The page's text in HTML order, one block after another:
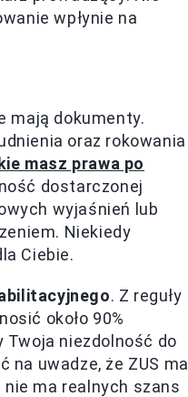
wpłynie na
mają dokumenty.
oraz rokowania
masz prawa po
dostarczonej
wyjaśnień lub
Niekiedy
Ciebie.
. Z reguły
około 90%
Twoja niezdolność do
na uwadze, że ZUS ma
ma realnych szans